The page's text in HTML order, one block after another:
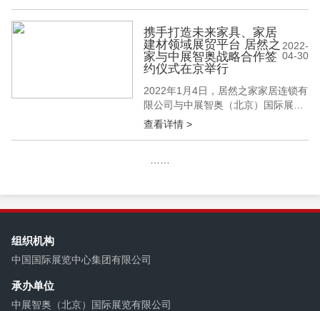
品牌格局更加清晰；从数十家实力企
业延伸业务线、向整体软装进军，到
整家定制模式普遍引进软装品类，这
个产业充满了蓬勃生长的力量。 正
是...
携手打造未来家具、家居
建材领域展贸平台 居然之
家与中展智奥战略合作签
约仪式在京举行
2022-
04-30
2022年1月4日，居然之家家居连锁有
限公司与中展智奥（北京）国际展览
有限公司战略合作签约仪式在北京居
京居然之家投资控股集团常务副总裁
查看详情 >
组织机构
中国国际展览中心集团有限公司
承办单位
中展智奥（北京）国际展览有限公司